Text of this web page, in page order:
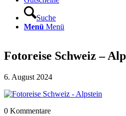
Suche
Menü Menü
Fotoreise Schweiz –
6. August 2024
0 Kommentare